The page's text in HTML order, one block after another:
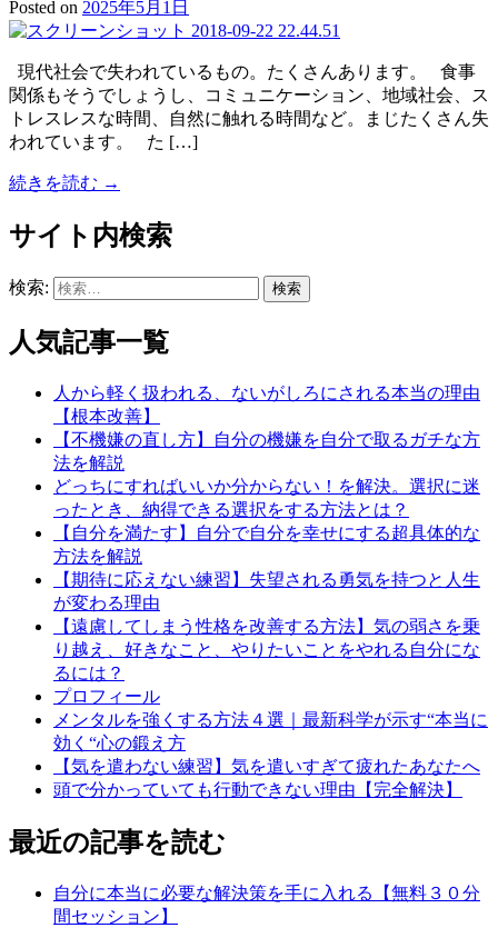
Posted on 2025年5月1日
現代社会で失われているもの。たくさんあります。 食事
関係もそうでしょうし、コミュニケーション、地域社会、ス
トレスレスな時間、自然に触れる時間など。まじたくさん失
われています。 た […]
続きを読む →
サイト内検索
検索:
人気記事一覧
人から軽く扱われる、ないがしろにされる本当の理由
【根本改善】
【不機嫌の直し方】自分の機嫌を自分で取るガチな方
法を解説
どっちにすればいいか分からない！を解決。選択に迷
ったとき、納得できる選択をする方法とは？
【自分を満たす】自分で自分を幸せにする超具体的な
方法を解説
【期待に応えない練習】失望される勇気を持つと人生
が変わる理由
【遠慮してしまう性格を改善する方法】気の弱さを乗
り越え、好きなこと、やりたいことをやれる自分にな
るには？
プロフィール
メンタルを強くする方法４選｜最新科学が示す“本当に
効く“心の鍛え方
【気を遣わない練習】気を遣いすぎて疲れたあなたへ
頭で分かっていても行動できない理由【完全解決】
最近の記事を読む
自分に本当に必要な解決策を手に入れる【無料３０分
間セッション】